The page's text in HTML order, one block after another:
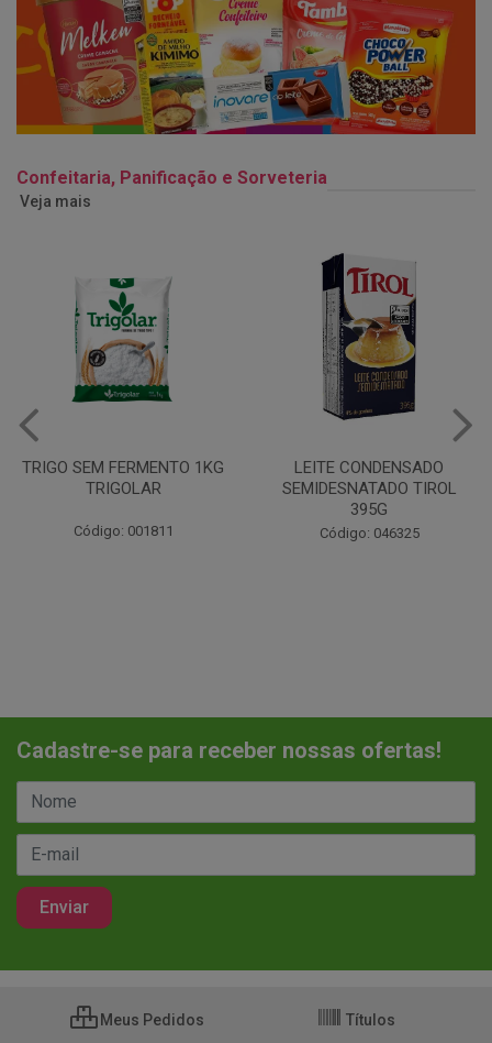
Confeitaria, Panificação e Sorveteria
Veja mais
LEITE CONDENSADO
SEMIDESNATADO TIROL
Código: 046325
CHANTILINHO EM PO 400G
MIX
Código: 037442
Cadastre-se para receber nossas ofertas!
Meus Pedidos Títulos